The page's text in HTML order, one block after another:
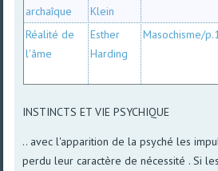
archaîque
Klein
Réalité de
l'âme
Esther
Harding
Masochisme/
INSTINCTS ET VIE PSYCHIQUE
.. avec l'apparition de la psyché les
perdu leur caractère de nécessité . Si